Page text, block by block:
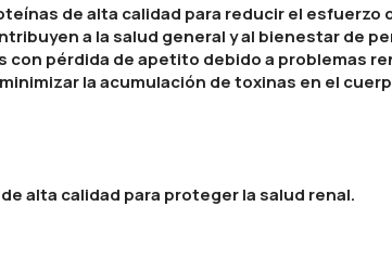
de alta calidad para reducir el esfuerzo
a la salud general y al bienestar de
pérdida de apetito debido a problemas
la acumulación de toxinas en el
alta calidad para proteger la salud renal.